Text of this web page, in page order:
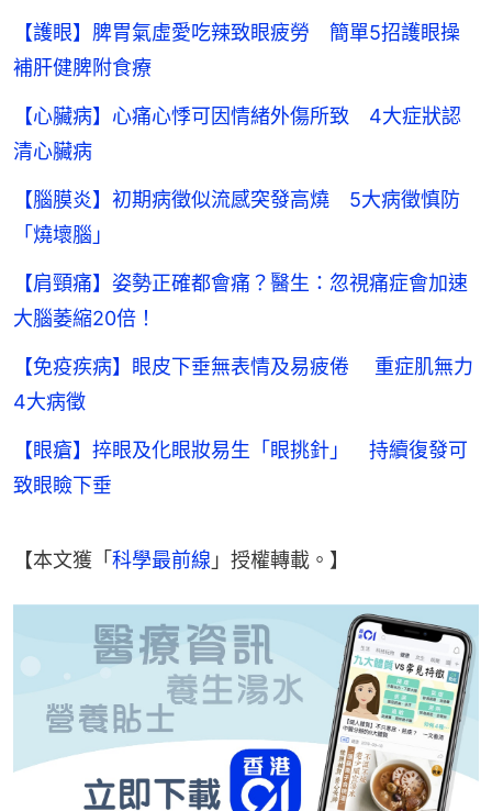
【護眼】脾胃氣虛愛吃辣致眼疲勞 簡單5招護眼操
補肝健脾附食療
【心臟病】心痛心悸可因情緒外傷所致 4大症狀認
清心臟病
【腦膜炎】初期病徵似流感突發高燒 5大病徵慎防
「燒壞腦」
【肩頸痛】姿勢正確都會痛？醫生：忽視痛症會加速
大腦萎縮20倍！
【免疫疾病】眼皮下垂無表情及易疲倦 重症肌無力
4大病徵
【眼瘡】捽眼及化眼妝易生「眼挑針」 持續復發可
致眼瞼下垂
【本文獲「科學最前線 」授權轉載。】